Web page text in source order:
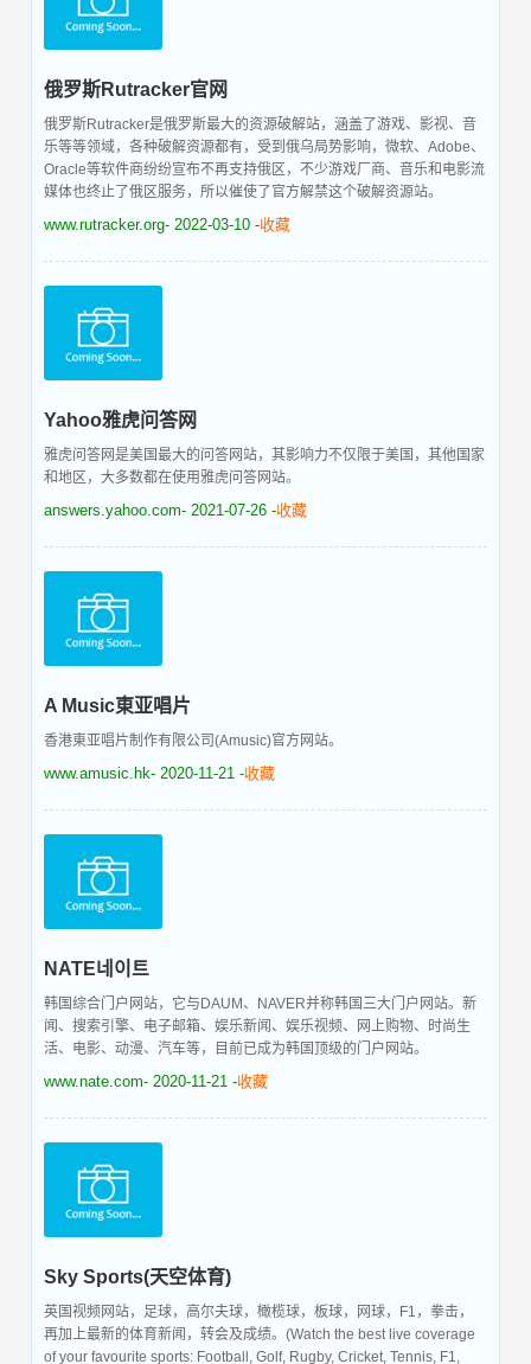
俄罗斯Rutracker官网
俄罗斯Rutracker是俄罗斯最大的资源破解站，涵盖了游戏、影视、音
乐等等领域，各种破解资源都有，受到俄乌局势影响，微软、Adobe、
Oracle等软件商纷纷宣布不再支持俄区，不少游戏厂商、音乐和电影流
媒体也终止了俄区服务，所以催使了官方解禁这个破解资源站。
www.rutracker.org- 2022-03-10 -收藏
Yahoo雅虎问答网
雅虎问答网是美国最大的问答网站，其影响力不仅限于美国，其他国家
和地区，大多数都在使用雅虎问答网站。
answers.yahoo.com- 2021-07-26 -收藏
A Music東亚唱片
香港東亚唱片制作有限公司(Amusic)官方网站。
www.amusic.hk- 2020-11-21 -收藏
NATE네이트
韩国综合门户网站，它与DAUM、NAVER并称韩国三大门户网站。新
闻、搜索引擎、电子邮箱、娱乐新闻、娱乐视频、网上购物、时尚生
活、电影、动漫、汽车等，目前已成为韩国顶级的门户网站。
www.nate.com- 2020-11-21 -收藏
Sky Sports(天空体育)
英国视频网站，足球，高尔夫球，橄榄球，板球，网球，F1，拳击，
再加上最新的体育新闻，转会及成绩。(Watch the best live coverage
of your favourite sports: Football, Golf, Rugby, Cricket, Tennis, F1,